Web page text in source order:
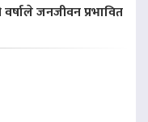
जनजीवन प्रभावित